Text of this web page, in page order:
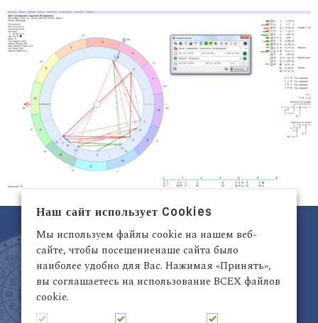
Латвия, Рига,
Электронный адрес:
info@astrodata.lv
Наш сайт использует Cookies
Мы используем файлы cookie на нашем веб-
сайте, чтобы посещениенаше сайта было
наиболее удобно для Вас. Нажимая «Принять»,
вы соглашаетесь на использование ВСЕХ файлов
cookie.